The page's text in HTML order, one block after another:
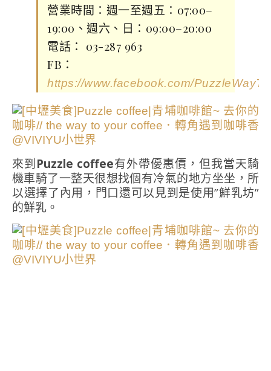
營業時間：週一至週五：07:00–
19:00、週六、日：09:00–20:00
電話： 03-287 963
FB：
https://www.facebook.com/
來到Puzzle coffee有外帶優惠價，但我當天騎
機車騎了一整天很想找個有冷氣的地方坐坐，所
以選擇了內用，門口還可以見到是使用”鮮乳坊”
的鮮乳。